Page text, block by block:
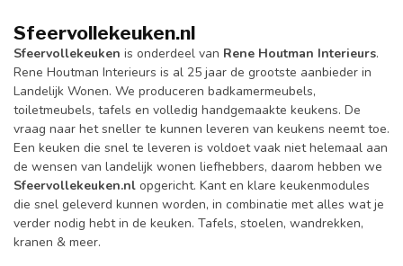
Sfeervollekeuken.nl
Sfeervollekeuken is onderdeel van Rene Houtman Interieurs.
Rene Houtman Interieurs is al 25 jaar de grootste aanbieder in
Landelijk Wonen. We produceren badkamermeubels,
toiletmeubels, tafels en volledig handgemaakte keukens. De
vraag naar het sneller te kunnen leveren van keukens neemt toe.
Een keuken die snel te leveren is voldoet vaak niet helemaal aan
de wensen van landelijk wonen liefhebbers, daarom hebben we
Sfeervollekeuken.nl opgericht. Kant en klare keukenmodules
die snel geleverd kunnen worden, in combinatie met alles wat je
verder nodig hebt in de keuken. Tafels, stoelen, wandrekken,
kranen & meer.